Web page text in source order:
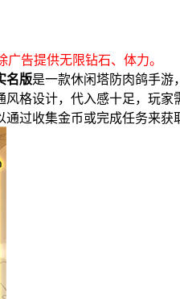
告提供无限钻石、体力。
名版是一款休闲塔防肉鸽手游
风格设计，代入感十足，玩
过收集金币或完成任务来